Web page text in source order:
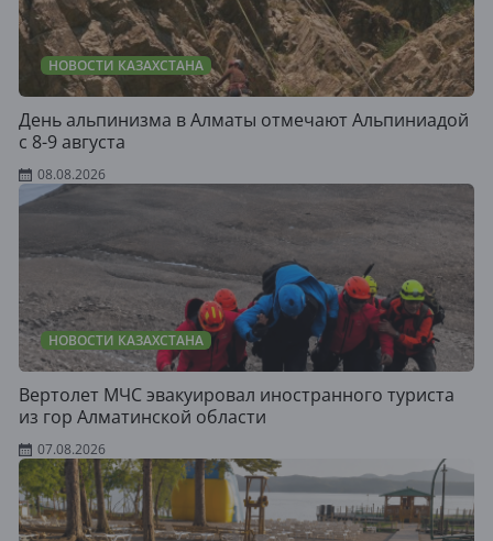
НОВОСТИ КАЗАХСТАНА
День альпинизма в Алматы отмечают Альпиниадой
с 8-9 августа
08.08.2026
НОВОСТИ КАЗАХСТАНА
Вертолет МЧС эвакуировал иностранного туриста
из гор Алматинской области
07.08.2026